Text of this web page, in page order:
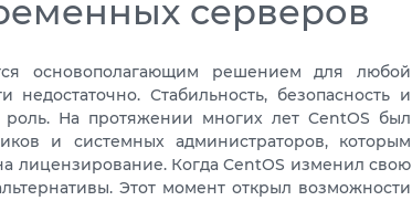
серверов
основополагающим решением для любой
Стабильность, безопасность и
На протяжении многих лет CentOS был
и системных администраторов, которым
лицензирование. Когда CentOS изменил свою
Этот момент открыл возможности